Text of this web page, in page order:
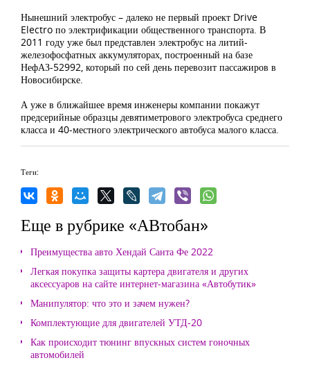
Нынешний электробус – далеко не первый проект Drive
Electro по электрификации общественного транспорта. В
2011 году уже был представлен электробус на литий-
железофосфатных аккумуляторах, построенный на базе
НефАЗ-52992, который по сей день перевозит пассажиров в
Новосибирске.
А уже в ближайшее время инженеры компании покажут
предсерийные образцы девятиметрового электробуса среднего
класса и 40-местного электрического автобуса малого класса.
Теги:
Еще в рубрике «АВтобан»
Преимущества авто Хендай Санта Фе 2022
Легкая покупка защиты картера двигателя и других
аксессуаров на сайте интернет-магазина «Автобутик»
Манипулятор: что это и зачем нужен?
Комплектующие для двигателей УТД-20
Как происходит тюнинг впускных систем гоночных
автомобилей